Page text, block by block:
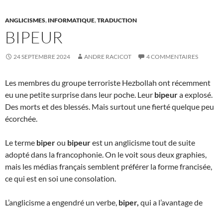
ANGLICISMES, INFORMATIQUE,TRADUCTION
BIPEUR
24 SEPTEMBRE 2024 ANDRE RACICOT 4 COMMENTAIRES
Les membres du groupe terroriste Hezbollah ont récemment
eu une petite surprise dans leur poche. Leur bipeura explosé.
Des morts et des blessés. Mais surtout une fierté quelque peu
écorchée.
Le terme biperou bipeurest un anglicisme tout de suite
adopté dans la francophonie. On le voit sous deux graphies,
mais les médias français semblent préférer la forme francisée,
ce qui est en soi une consolation.
L’anglicisme a engendré un verbe, biper, qui a l’avantage de